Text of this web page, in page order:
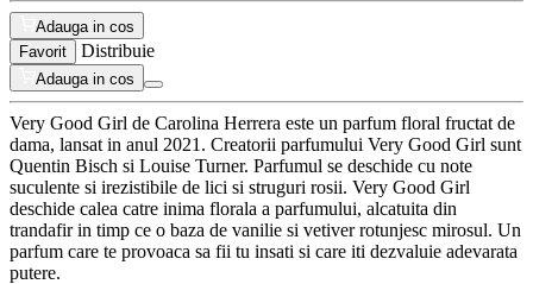
Adauga in cos
Favorit
Distribuie
Adauga in cos
Very Good Girl de Carolina Herrera este un parfum floral fructat de
dama, lansat in anul 2021. Creatorii parfumului Very Good Girl sunt
Quentin Bisch si Louise Turner. Parfumul se deschide cu note
suculente si irezistibile de lici si struguri rosii. Very Good Girl
deschide calea catre inima florala a parfumului, alcatuita din
trandafir in timp ce o baza de vanilie si vetiver rotunjesc mirosul. Un
parfum care te provoaca sa fii tu insati si care iti dezvaluie adevarata
putere.